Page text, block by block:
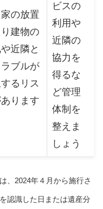
の放置
建物の
近隣と
ブルが
るリス
ります
ビスの
利用や
近隣の
協力を
得るな
ど管理
体制を
整えま
しょう
、2024年４月から施行さ
認識した日または遺産分